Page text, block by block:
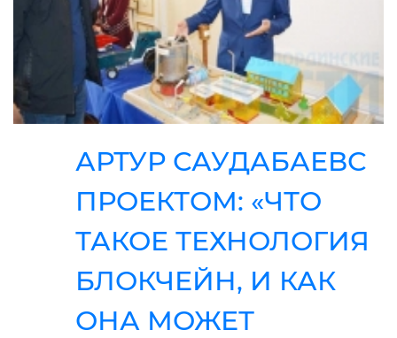
АРТУР САУДАБАЕВС
ПРОЕКТОМ: «ЧТО
ТАКОЕ ТЕХНОЛОГИЯ
БЛОКЧЕЙН, И КАК
ОНА МОЖЕТ